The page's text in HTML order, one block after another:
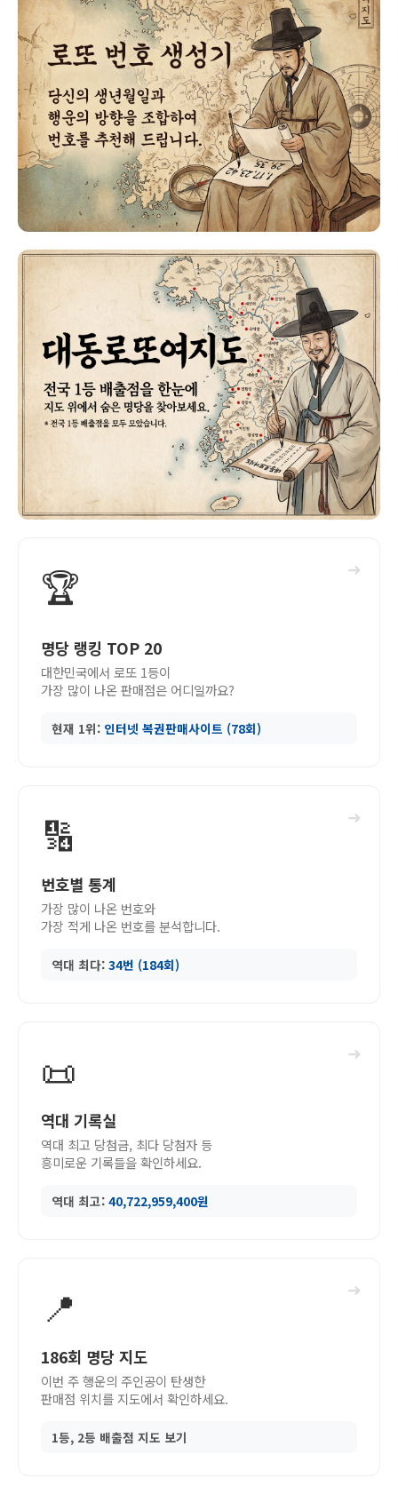
➜
🏆
명당 랭킹 TOP 20
대한민국에서 로또 1등이
가장 많이 나온 판매점은 어디일까요?
현재 1위: 인터넷 복권판매사이트 (78회)
➜
🔢
번호별 통계
가장 많이 나온 번호와
가장 적게 나온 번호를 분석합니다.
역대 최다: 34번 (184회)
➜
📜
역대 기록실
역대 최고 당첨금, 최다 당첨자 등
흥미로운 기록들을 확인하세요.
역대 최고: 40,722,959,400원
➜
📍
186회 명당 지도
이번 주 행운의 주인공이 탄생한
판매점 위치를 지도에서 확인하세요.
1등, 2등 배출점 지도 보기